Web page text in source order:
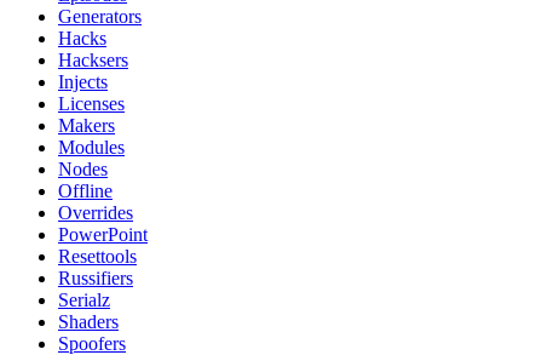
Generators
Hacks
Hacksers
Injects
Licenses
Makers
Modules
Nodes
Offline
Overrides
PowerPoint
Resettools
Russifiers
Serialz
Shaders
Spoofers